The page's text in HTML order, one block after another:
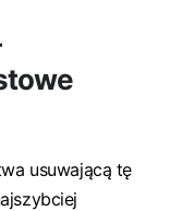
usuwającą tę